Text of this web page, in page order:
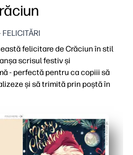
FELICITĂRI
felicitare de Crăciun în stil
scrisul festiv și
- perfectă pentru ca copiii să
și să trimită prin poștă în
de dimensiuni litere - fără
cu copiii atrage scriitori
în interior pentru practica